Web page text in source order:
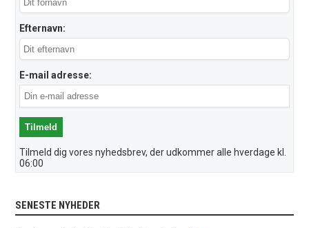
Efternavn:
E-mail adresse:
Tilmeld dig vores nyhedsbrev, der udkommer alle hverdage kl.
06:00
SENESTE NYHEDER